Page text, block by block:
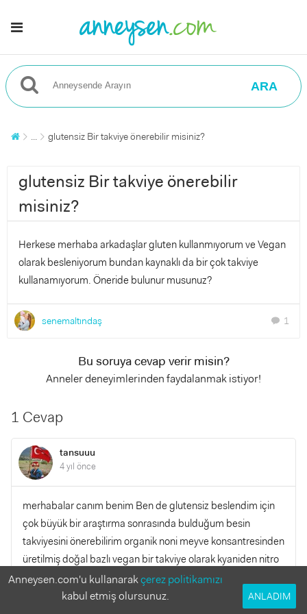
ARA
... glutensiz Bir takviye önerebilir misiniz?
glutensiz Bir takviye önerebilir
misiniz?
Herkese merhaba arkadaşlar gluten kullanmıyorum ve Vegan
olarak besleniyorum bundan kaynaklı da bir çok takviye
kullanamıyorum. Öneride bulunur musunuz?
senemaltındaş chat 1
Bu soruya cevap verir misin?
Anneler deneyimlerinden faydalanmak istiyor!
1 Cevap
tansuuu
4 yıl önce
merhabalar canım benim Ben de glutensiz beslendim için
çok büyük bir araştırma sonrasında bulduğum besin
takviyesini önerebilirim organik noni meyve konsantresinden
üretilmiş doğal bazlı vegan bir takviye olarak kyaniden nitro
ürününü tüketiyorum.
Anneysen.com'u kullanarakçerez politikamızı
kabul etmiş olursunuz.
ANLADIM